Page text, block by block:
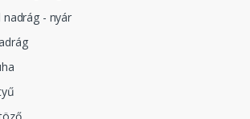
- nyár